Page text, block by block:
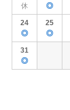
休
◎
24
◎
25
◎
31
◎